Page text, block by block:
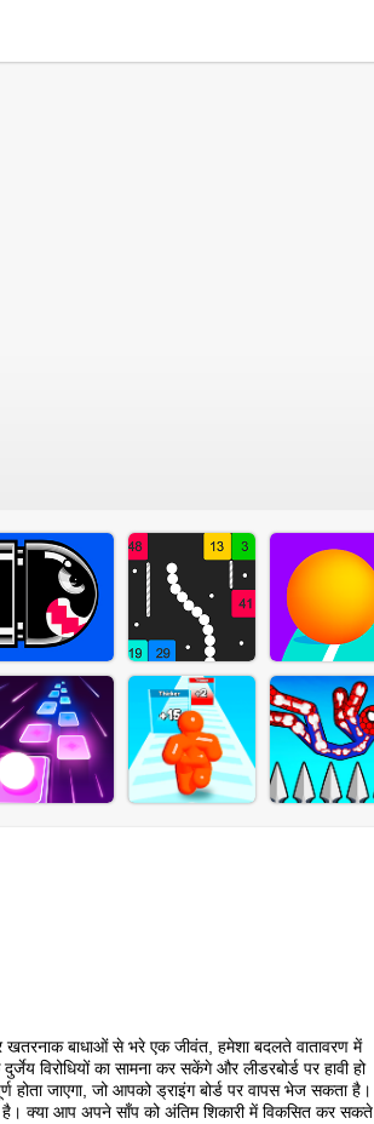
बाधाओं से भरे एक जीवंत, हमेशा बदलते वातावरण में
का सामना कर सकेंगे और लीडरबोर्ड पर हावी हो
जाएगा, जो आपको ड्राइंग बोर्ड पर वापस भेज सकता है।
क्या आप अपने साँप को अंतिम शिकारी में विकसित कर सकते